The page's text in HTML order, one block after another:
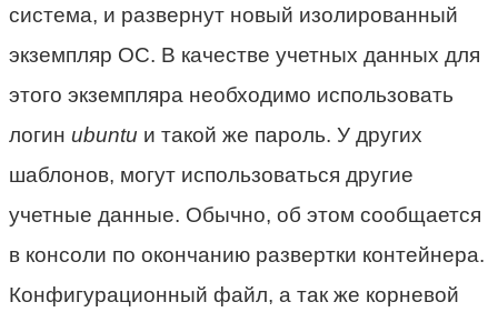
система, и развернут новый изолированный
экземпляр ОС. В качестве учетных данных для
этого экземпляра необходимо использовать
логин ubuntu и такой же пароль. У других
шаблонов, могут использоваться другие
учетные данные. Обычно, об этом сообщается
в консоли по окончанию развертки контейнера.
Конфигурационный файл, а так же корневой